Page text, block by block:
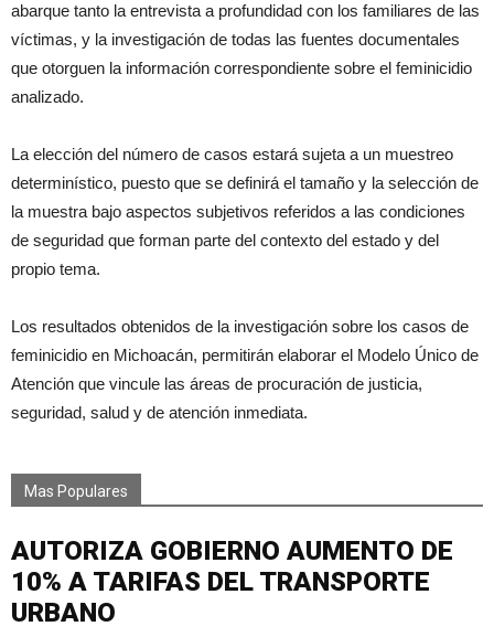
abarque tanto la entrevista a profundidad con los familiares de las
víctimas, y la investigación de todas las fuentes documentales
que otorguen la información correspondiente sobre el feminicidio
analizado.
La elección del número de casos estará sujeta a un muestreo
determinístico, puesto que se definirá el tamaño y la selección de
la muestra bajo aspectos subjetivos referidos a las condiciones
de seguridad que forman parte del contexto del estado y del
propio tema.
Los resultados obtenidos de la investigación sobre los casos de
feminicidio en Michoacán, permitirán elaborar el Modelo Único de
Atención que vincule las áreas de procuración de justicia,
seguridad, salud y de atención inmediata.
Mas Populares
AUTORIZA GOBIERNO AUMENTO DE
10% A TARIFAS DEL TRANSPORTE
URBANO